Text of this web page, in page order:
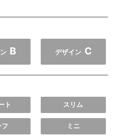
B デザイン C
ト スリム
フ ミニ